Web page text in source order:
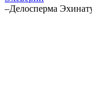
–Делосперма